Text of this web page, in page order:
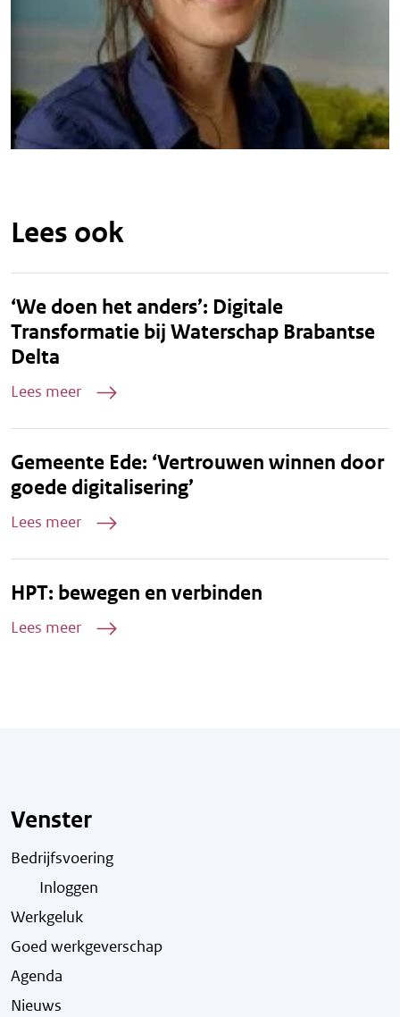
Lees ook
‘We doen het anders’: Digitale
Transformatie bij Waterschap Brabantse
Delta
Lees meer
Gemeente Ede: ‘Vertrouwen winnen door
goede digitalisering’
Lees meer
HPT: bewegen en verbinden
Lees meer
Venster
Bedrijfsvoering
Inloggen
Werkgeluk
Goed werkgeverschap
Agenda
Nieuws